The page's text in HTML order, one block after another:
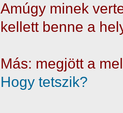
Amúgy minek
kellett benne a
Más: megjött a
Hogy tetszik?